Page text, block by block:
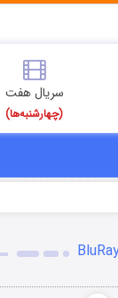
سریال هفت
(چهارشنبه‌ها)